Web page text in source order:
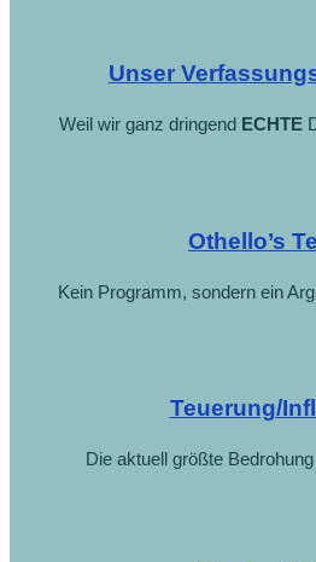
Unser
Weil wir ganz dringend ECHTE
Othello’s
Kein Programm, sondern ein
Teuerung/
Die aktuell größte